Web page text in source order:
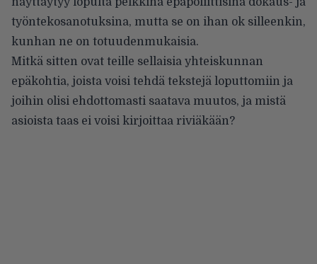
työntekosanotuksina, mutta se on ihan ok silleenkin,
kunhan ne on totuudenmukaisia.
Mitkä sitten ovat teille sellaisia yhteiskunnan
epäkohtia, joista voisi tehdä tekstejä loputtomiin ja
joihin olisi ehdottomasti saatava muutos, ja mistä
asioista taas ei voisi kirjoittaa riviäkään?